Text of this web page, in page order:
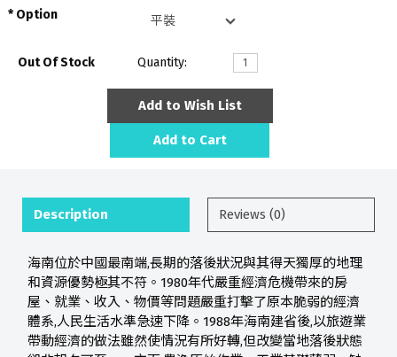
Option
Out Of Stock Quantity:
Add to Wish List
Add to Cart
Description Reviews (0)
海南位於中國最南端,長期的落後狀況與其得天獨厚的地理
和資源優勢極其不符。1980年代嚴重經濟危機帶來的房
屋、就業、收入、物價等問題嚴重打擊了原本脆弱的經濟
體系,人民生活水準急速下降。1988年海南建省後,以旅遊業
帶動經濟的做法雖然使情況有所好轉,但改變當地落後狀態